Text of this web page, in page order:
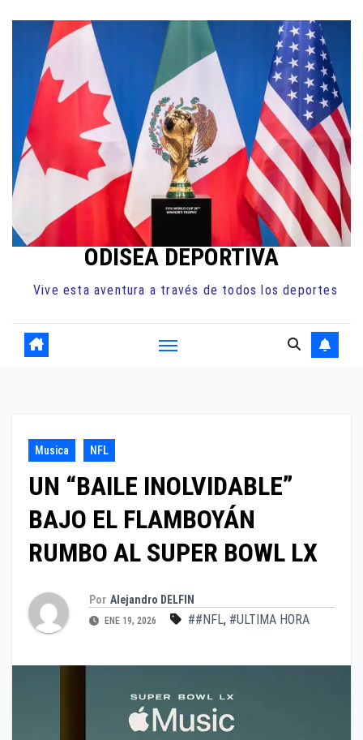
contenido
ODISEA DEPORTIVA
Vive esta aventura a través de todos los deportes
Musica NFL
UN “BAILE INOLVIDABLE”
BAJO EL FLAMBOYÁN
RUMBO AL SUPER BOWL LX
Por Alejandro DELFIN
ENE 19, 2026 ##NFL, #ULTIMA HORA